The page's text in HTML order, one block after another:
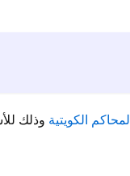
المحاكم الكويتية وذلك